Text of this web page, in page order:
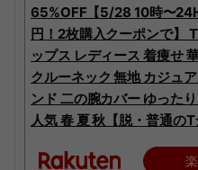
65%OFF【5/28 10時〜
円！2枚購入クーポンで】
ップス レディース 着痩せ
クルーネック 無地 カジュ
ンド 二の腕カバー ゆった
人気 春 夏 秋【脱・普通のT